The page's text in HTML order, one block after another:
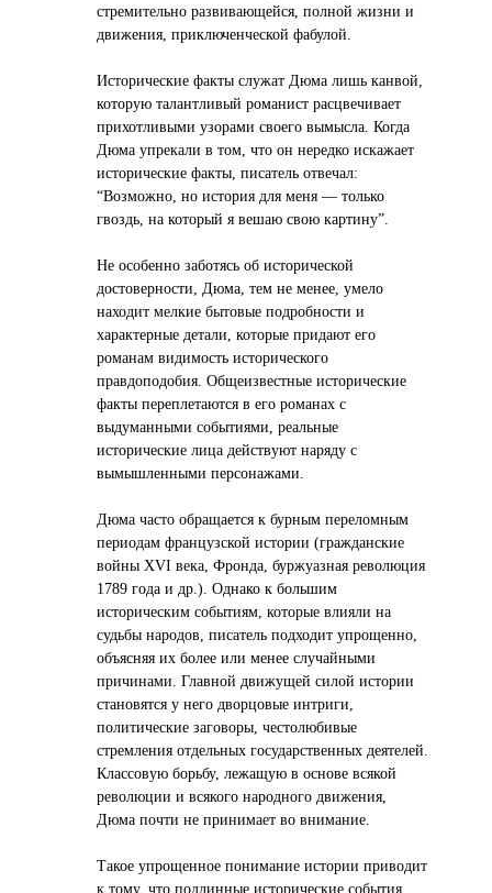
стремительно развивающейся, полной жизни и
движения, приключенческой фабулой.
Исторические факты служат Дюма лишь канвой,
которую талантливый романист расцвечивает
прихотливыми узорами своего вымысла. Когда
Дюма упрекали в том, что он нередко искажает
исторические факты, писатель отвечал:
“Возможно, но история для меня — только
гвоздь, на который я вешаю свою картину”.
Не особенно заботясь об исторической
достоверности, Дюма, тем не менее, умело
находит мелкие бытовые подробности и
характерные детали, которые придают его
романам видимость исторического
правдоподобия. Общеизвестные исторические
факты переплетаются в его романах с
выдуманными событиями, реальные
исторические лица действуют наряду с
вымышленными персонажами.
Дюма часто обращается к бурным переломным
периодам французской истории (гражданские
войны XVI века, Фронда, буржуазная революция
1789 года и др.). Однако к большим
историческим событиям, которые влияли на
судьбы народов, писатель подходит упрощенно,
объясняя их более или менее случайными
причинами. Главной движущей силой истории
становятся у него дворцовые интриги,
политические заговоры, честолюбивые
стремления отдельных государственных деятелей.
Классовую борьбу, лежащую в основе всякой
революции и всякого народного движения,
Дюма почти не принимает во внимание.
Такое упрощенное понимание истории приводит
к тому, что подлинные исторические события